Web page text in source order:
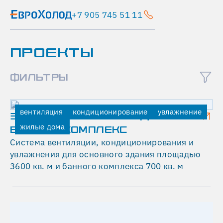
+7 905 745 51 11
ПРОЕКТЫ
ФИЛЬТРЫ
вентиляция кондиционирование
увлажнение
жилые дома
ЗАГОРОДНЫЙ ЖИЛОЙ ДОМ И
БАННЫЙ КОМПЛЕКС
Система вентиляции, кондиционирования и
увлажнения для основного здания площадью
3600 кв. м и банного комплекса 700 кв. м
Проекты
October
кондиционирование
административные
здания
D
I
I